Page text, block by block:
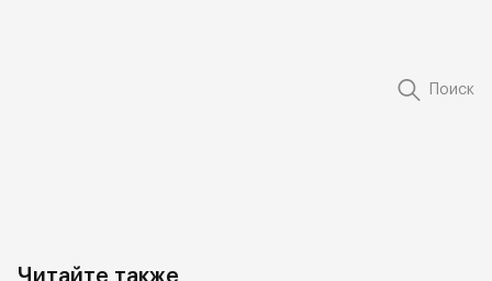
Поиск
Читайте также